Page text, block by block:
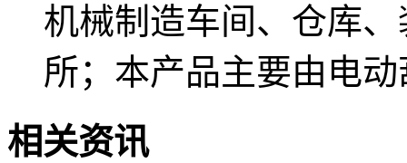
机械制造车间、仓库
所；本产品主要由电
相关资讯